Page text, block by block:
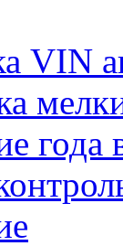
VIN
года